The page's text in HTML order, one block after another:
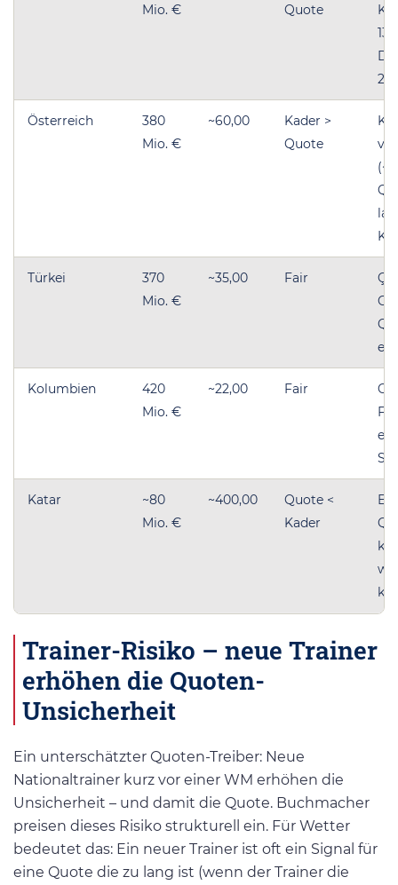
Mio. €
Quote
Österreich
380
Mio. €
~60,00
Kader >
Quote
Türkei
370
Mio. €
~35,00 Fair
Kolumbien
420
Mio. €
~22,00 Fair
Katar
~80
Mio. €
~400,00
Quote <
Kader
Trainer-Risiko – neue Trainer
erhöhen die Quoten-
Unsicherheit
Ein unterschätzter Quoten-Treiber: Neue
Nationaltrainer kurz vor einer WM erhöhen die
Unsicherheit – und damit die Quote. Buchmacher
preisen dieses Risiko strukturell ein. Für Wetter
bedeutet das: Ein neuer Trainer ist oft ein Signal für
eine Quote die zu lang ist (wenn der Trainer die